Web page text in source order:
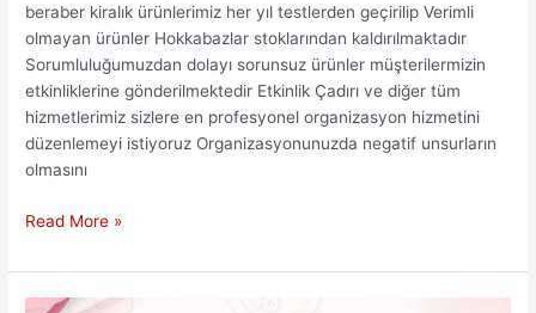
beraber kiralık ürünlerimiz her yıl testlerden geçirilip Verimli
olmayan ürünler Hokkabazlar stoklarından kaldırılmaktadır
Sorumluluğumuzdan dolayı sorunsuz ürünler müşterilermizin
etkinliklerine gönderilmektedir Etkinlik Çadırı ve diğer tüm
hizmetlerimiz sizlere en profesyonel organizasyon hizmetini
düzenlemeyi istiyoruz Organizasyonunuzda negatif unsurların
olmasını
Kaliteli
Etkinlik
Çadırı
Read More »